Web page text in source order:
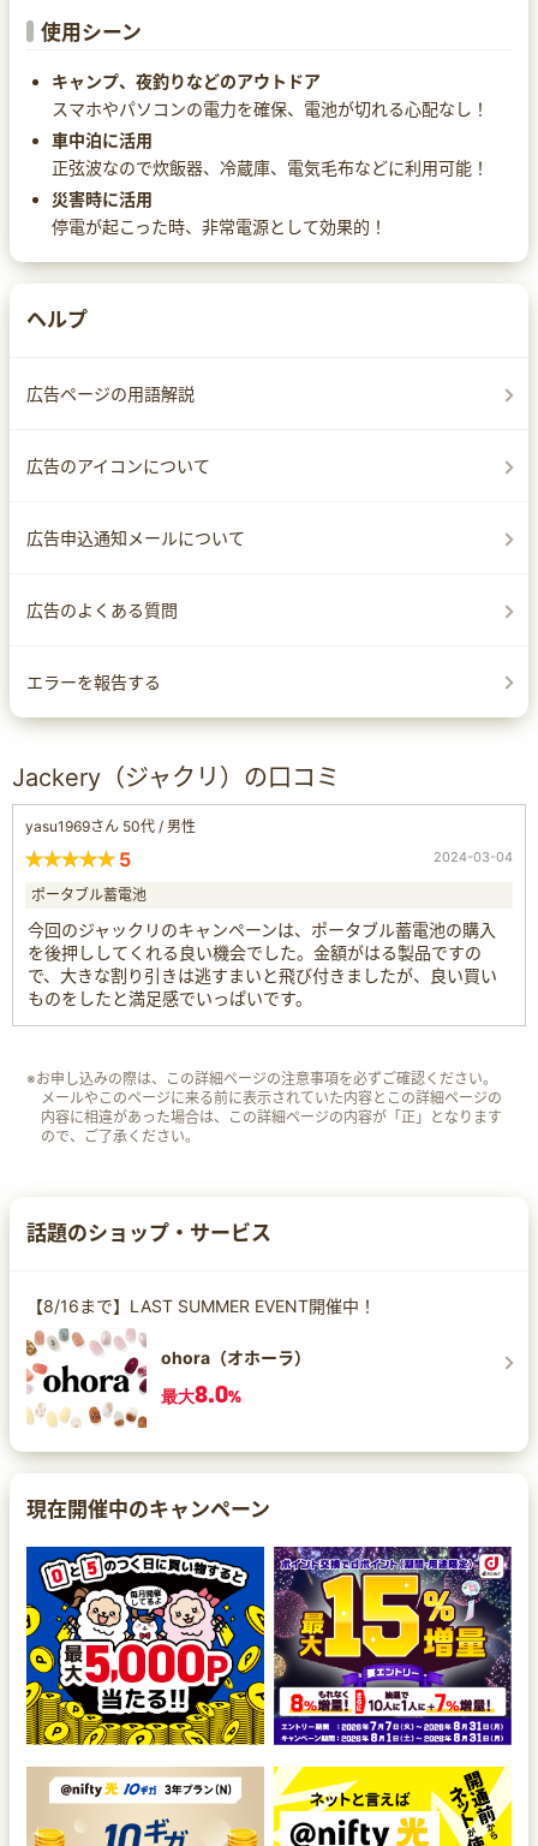
使用シーン
キャンプ、夜釣りなどのアウトドア
スマホやパソコンの電力を確保、電池が切れる心配なし！
車中泊に活用
正弦波なので炊飯器、冷蔵庫、電気毛布などに利用可能！
災害時に活用
停電が起こった時、非常電源として効果的！
ヘルプ
広告ページの用語解説
広告のアイコンについて
広告申込通知メールについて
広告のよくある質問
エラーを報告する
Jackery（ジャクリ）の口コミ
yasu1969さん 50代 / 男性
5 2024-03-04
ポータブル蓄電池
今回のジャックリのキャンペーンは、ポータブル蓄電池の購入
を後押ししてくれる良い機会でした。金額がはる製品ですの
で、大きな割り引きは逃すまいと飛び付きましたが、良い買い
ものをしたと満足感でいっぱいです。
※お申し込みの際は、この詳細ページの注意事項を必ずご確認ください。
メールやこのページに来る前に表示されていた内容とこの詳細ページの
内容に相違があった場合は、この詳細ページの内容が「正」となります
ので、ご了承ください。
話題のショップ・サービス
【8/16まで】LAST SUMMER EVENT開催中！
ohora（オホーラ）
最大8.0%
現在開催中のキャンペーン